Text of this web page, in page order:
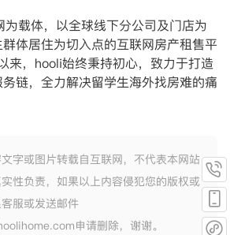
载体，以全球线下分公司及门店为
体居住为切入点的互联网房产租售平
来，hooli始终秉持初心，致力于打造
链，全力解决留学生海外找房难的痛
字或图片转载自互联网，不代表本网站
性负责，如果以上内容侵犯您的版权或
服或发送邮件
申请删除，谢谢。